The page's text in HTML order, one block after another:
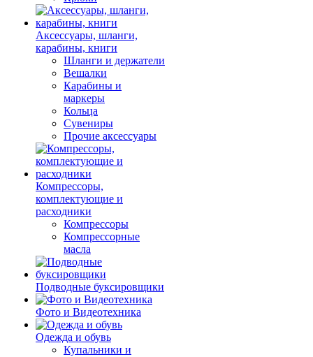
Аксессуары, шланги,
карабины, книги
Шланги и держатели
Вешалки
Карабины и
маркеры
Кольца
Сувениры
Прочие аксессуары
Компрессоры,
комплектующие и
расходники
Компрессоры
Компрессорные
масла
Подводные буксировщики
Фото и Видеотехника
Одежда и обувь
Купальники и